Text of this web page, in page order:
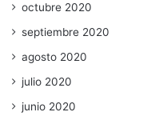
octubre 2020
septiembre 2020
agosto 2020
julio 2020
junio 2020